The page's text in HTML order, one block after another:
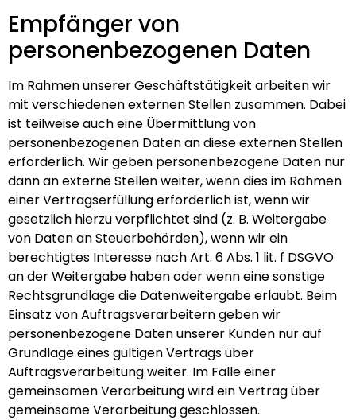
Empfänger von
personenbezogenen Daten
Im Rahmen unserer Geschäftstätigkeit arbeiten wir
mit verschiedenen externen Stellen zusammen. Dabei
ist teilweise auch eine Übermittlung von
personenbezogenen Daten an diese externen Stellen
erforderlich. Wir geben personenbezogene Daten nur
dann an externe Stellen weiter, wenn dies im Rahmen
einer Vertragserfüllung erforderlich ist, wenn wir
gesetzlich hierzu verpflichtet sind (z. B. Weitergabe
von Daten an Steuerbehörden), wenn wir ein
berechtigtes Interesse nach Art. 6 Abs. 1 lit. f DSGVO
an der Weitergabe haben oder wenn eine sonstige
Rechtsgrundlage die Datenweitergabe erlaubt. Beim
Einsatz von Auftragsverarbeitern geben wir
personenbezogene Daten unserer Kunden nur auf
Grundlage eines gültigen Vertrags über
Auftragsverarbeitung weiter. Im Falle einer
gemeinsamen Verarbeitung wird ein Vertrag über
gemeinsame Verarbeitung geschlossen.